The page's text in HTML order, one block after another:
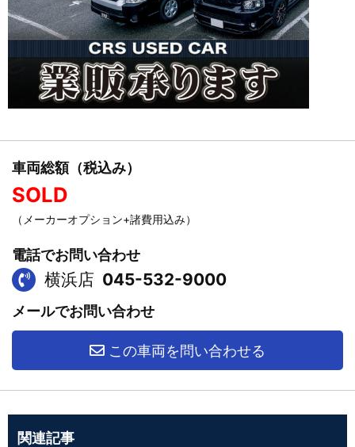
車両総額（税込み）
SOLD
（メーカーオプション+諸費用込み）
電話でお問い合わせ
横浜店 045-532-9000
メールでお問い合わせ
この車両を問い合わせる
関連記事